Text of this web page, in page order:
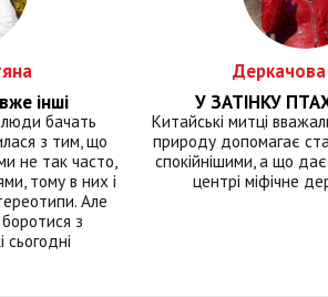
інші
бачать
з тим, що
не так часто,
тому в них і
Але
з
У ЗАТІНКУ
Китайські митці
природу допомагає
спокійнішими, а що
центрі міфічне